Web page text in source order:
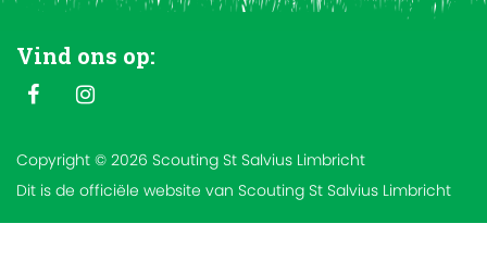
Vind ons op:
Copyright © 2026 Scouting St Salvius Limbricht
Dit is de officiële website van Scouting St Salvius Limbricht